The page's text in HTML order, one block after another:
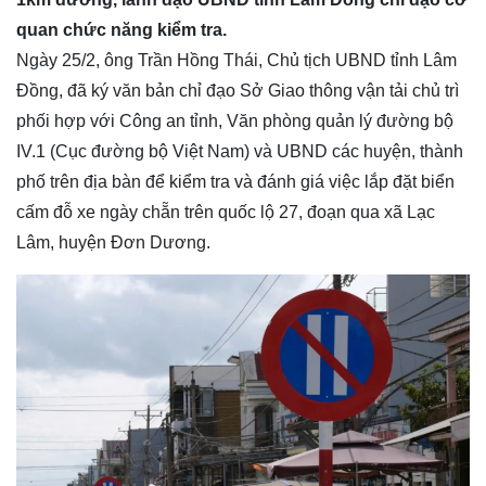
quan chức năng kiểm tra.
Ngày 25/2, ông Trần Hồng Thái, Chủ tịch UBND tỉnh Lâm
Đồng, đã ký văn bản chỉ đạo Sở Giao thông vận tải chủ trì
phối hợp với Công an tỉnh, Văn phòng quản lý đường bộ
IV.1 (Cục đường bộ Việt Nam) và UBND các huyện, thành
phố trên địa bàn để kiểm tra và đánh giá việc lắp đặt biển
cấm đỗ xe ngày chẵn trên quốc lộ 27, đoạn qua xã Lạc
Lâm, huyện Đơn Dương.